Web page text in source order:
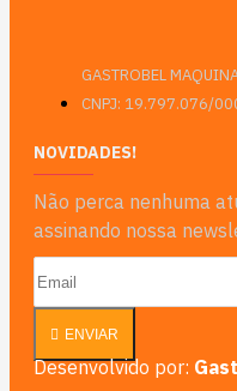
GASTROBEL
CNPJ: 19.797.076/
NOVIDADES!
Não perca nenhuma
assinando nossa
ENVIAR
Desenvolvido por: